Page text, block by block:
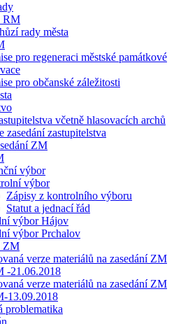
RM
rady města
pro regeneraci městské památkové
pro občanské záležitosti
včetně hlasovacích archů
zasedání zastupitelstva
ZM
výbor
výbor
Zápisy z kontrolního výboru
Statut a jednací řád
výbor Hájov
výbor Prchalov
ZM
verze materiálů na zasedání ZM
-21.06.2018
verze materiálů na zasedání ZM
13.09.2018
problematika